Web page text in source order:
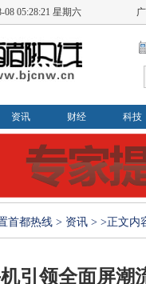
08 05:28:21 星期六
资讯 财经 科技
首都热线 > 资讯 > >正文内
引领全面屏潮